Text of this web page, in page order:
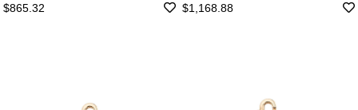
$865.32 $1,168.88